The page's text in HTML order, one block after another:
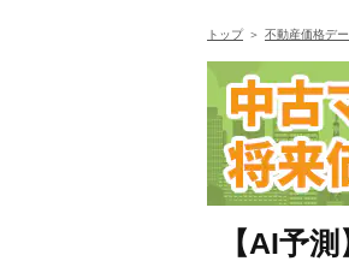
トップ 不動産価格デ
【AI予